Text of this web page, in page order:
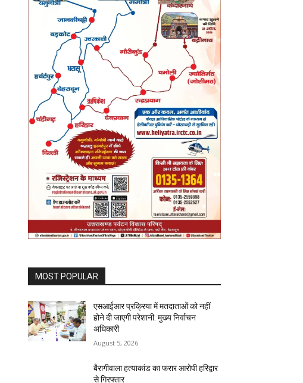
MOST POPULAR
एसआईआर प्रक्रिया में मतदाताओं को नहीं
होने दी जाएगी परेशानी: मुख्य निर्वाचन
अधिकारी
August 5, 2026
बैरागीवाला हत्याकांड का फरार आरोपी हरिद्वार
से गिरफ्तार